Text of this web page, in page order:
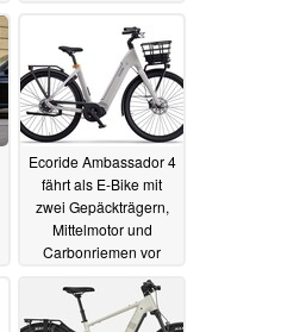
Ecoride Ambassador 4
fährt als E-Bike mit
zwei Gepäckträgern,
Mittelmotor und
Carbonriemen vor